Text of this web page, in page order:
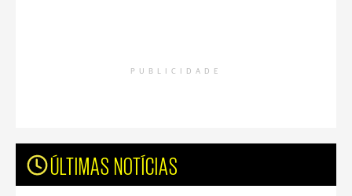
PUBLICIDADE
ÚLTIMAS NOTÍCIAS